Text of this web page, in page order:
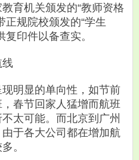
育机关颁发的“教师资格
正规院校颁发的“学生
印件以备查实。
明显的单向性，如节前
春节回家人猛增而航班
太可能。而北京到广州
于各大公司都在增加航
。